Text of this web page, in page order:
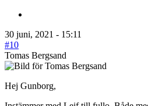
30 juni, 2021 - 15:11
#10
Tomas Bergsand
Hej Gunborg,